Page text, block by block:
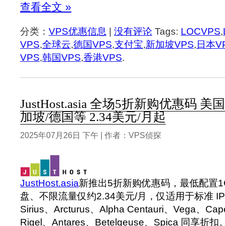
查看全文 »
分类： VPS优惠信息 没有评论 Tags: LOCVPS,
VPS,全球云,德国VPS,支付宝,新加坡VPS, 日本
VPS,韩国VPS,香港VPS.
JustHost.asia 全场5折新购优惠码 美
加坡/德国等 2.34美元/月起
2025年07月26日 下午 | 作者：VPS侦探
JustHost.asia新推出5折新购优惠码，最低配置
盘、不限流量仅约2.34美元/月，仅适用于标准
Sirius、Arcturus、Alpha Centauri、Vega、
Rigel、Antares、Betelgeuse、Spica 同享折扣